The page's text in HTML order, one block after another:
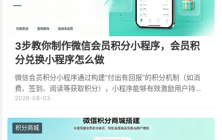
3步教你制作微信会员积分小程序，会员积
分兑换小程序怎么做
微信会员积分小程序通过构建“付出有回报”的积分机制（如消
费、签到、阅读等获取积分），小程序能够有效激励用户持续
互动。结合会员等级制度与积分排行榜，能够激发用户的竞争
2026-08-03
积分商城